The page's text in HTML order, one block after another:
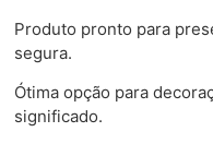
Produto pronto para
segura.
Ótima opção para
significado.